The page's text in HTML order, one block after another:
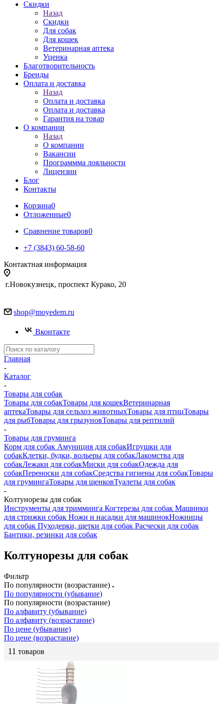
Скидки
Назад
Скидки
Для собак
Для кошек
Ветеринарная аптека
Уценка
Благотворительность
Бренды
Оплата и доставка
Назад
Оплата и доставка
Оплата и доставка
Гарантия на товар
О компании
Назад
О компании
Вакансии
Программма лояльности
Лицензии
Блог
Контакты
Корзина0
Отложенные0
Сравнение товаров0
+7 (3843) 60-58-60
Контактная информация
г.Новокузнецк, проспект Курако, 20
shop@moyedem.ru
Вконтакте
Главная
-
Каталог
-
Товары для собак
Товары для собакТовары для кошекВетеринарная
аптекаТовары для сельхоз животныхТовары для птицТовары
для рыбТовары для грызуновТовары для рептилий
-
Товары для груминга
Корм для собак Амуниция для собакИгрушки для
собакКлетки, будки, вольеры для собакЛакомства для
собакЛежаки для собакМиски для собакОдежда для
собакПереноски для собакСредства гигиены для собакТовары
для грумингаТовары для щенковТуалеты для собак
-
Колтунорезы для собак
Инструменты для тримминга Когтерезы для собак Машинки
для стрижки собак Ножи и насадки для машинокНожницы
для собак Пуходерки, щетки для собак Расчески для собак
Бантики, резинки для собак
Колтунорезы для собак
Фильтр
По популярности (возрастание)
По популярности (убывание)
По популярности (возрастание)
По алфавиту (убывание)
По алфавиту (возрастание)
По цене (убывание)
По цене (возрастание)
11 товаров